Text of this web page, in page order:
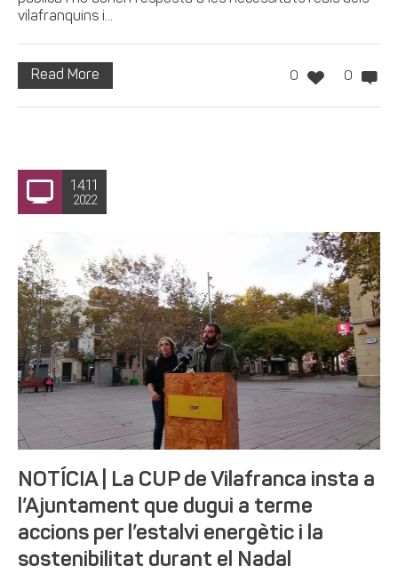
vilafranquins i...
0 0
Read More
14.11
2022
NOTÍCIA | La CUP de Vilafranca insta a
l’Ajuntament que dugui a terme
accions per l’estalvi energètic i la
sostenibilitat durant el Nadal